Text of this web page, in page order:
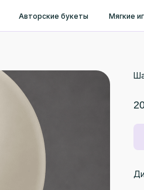
Авторские букеты Мягкие